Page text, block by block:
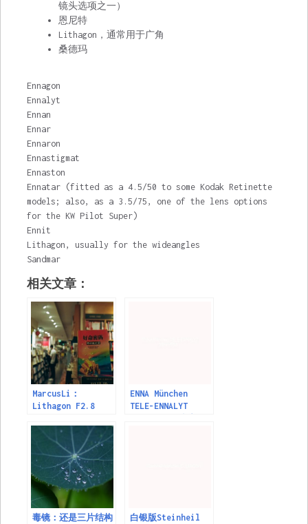
镜头选项之一）
恩尼特
Lithagon，通常用于广角
桑德玛
Ennagon
Ennalyt
Ennan
Ennar
Ennaron
Ennastigmat
Ennaston
Ennatar (fitted as a 4.5/50 to some Kodak Retinette
models; also, as a 3.5/75, one of the lens options
for the KW Pilot Super)
Ennit
Lithagon, usually for the wideangles
Sandmar
相关文章：
MarcusLi：
Lithagon F2.8
镜头资料及样片
ENNA München
TELE-ENNALYT
毒镜：还是三片结构
白银版Steinheil